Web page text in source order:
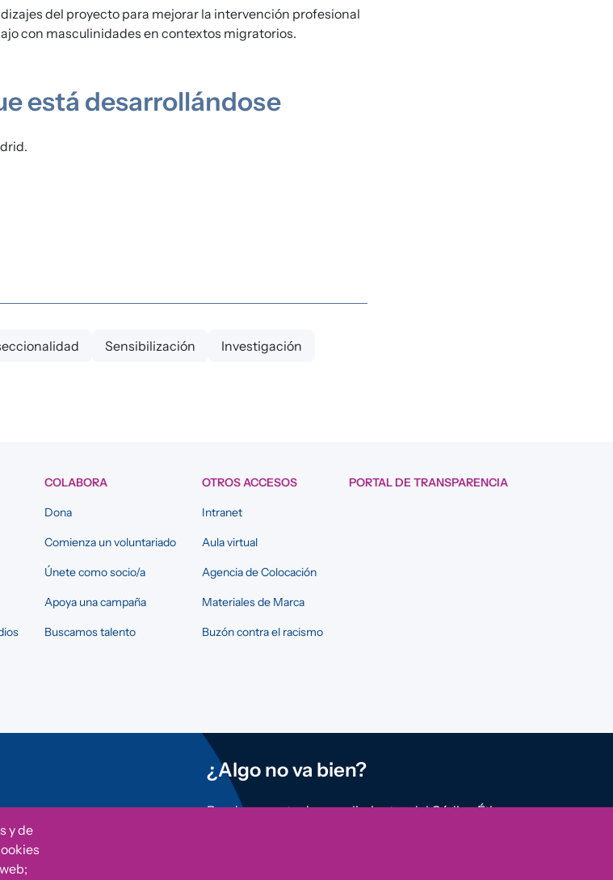
del proyecto para mejorar la intervención profesional
con masculinidades en contextos migratorios.
está desarrollándose
Sensibilización
Investigación
COLABORA
Dona
Comienza un voluntariado
Únete como socio/a
Apoya una campaña
Buscamos talento
OTROS ACCESOS
Intranet
Aula virtual
Agencia de Colocación
Materiales de Marca
Buzón contra el racismo
PORTAL DE TRANSPARENCIA
¿Algo no va bien?
Puedes reportar incumplimientos del Código Ético u
y de